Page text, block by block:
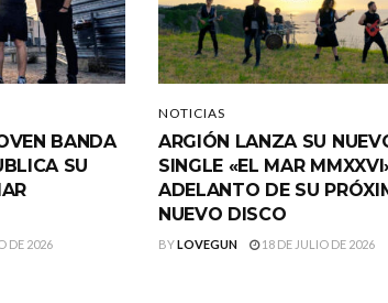
BANDA
SU
DE 2026
NOTICIAS
ARGIÓN LANZA SU
SINGLE «EL MAR
ADELANTO DE SU
NUEVO DISCO
BYLOVEGUN 18 DE JULIO DE 2026